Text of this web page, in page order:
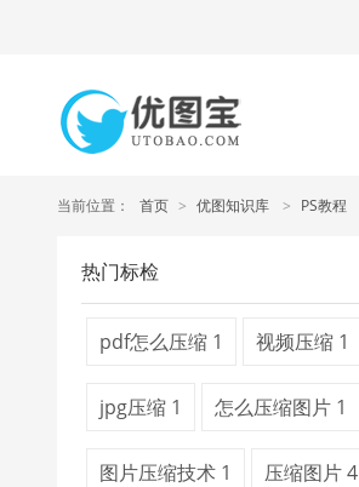
当前位置： 首页 > 优图知识库 > PS教程
热门标检
pdf怎么压缩 1 视频压缩 1
jpg压缩 1 怎么压缩图片 1
图片压缩技术 1 压缩图片4